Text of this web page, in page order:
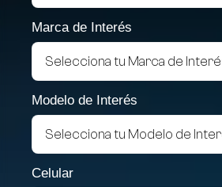
Marca de Interés
Modelo de Interés
Celular